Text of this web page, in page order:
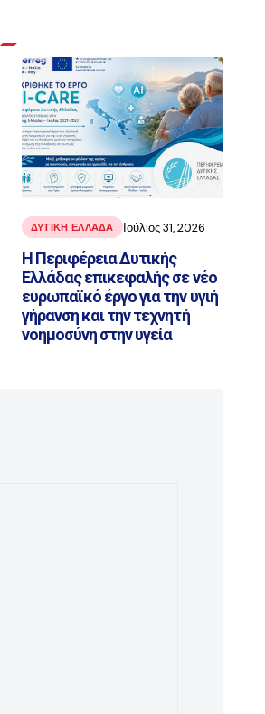
ΔΥΤΙΚΗ ΕΛΛΑΔΑ Ιούλιος 31, 2026
Η Περιφέρεια Δυτικής
Ελλάδας επικεφαλής σε νέο
ευρωπαϊκό έργο για την υγιή
γήρανση και την τεχνητή
νοημοσύνη στην υγεία